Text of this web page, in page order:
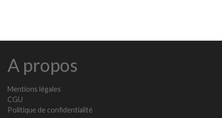
A propos
Mentions légales
CGU
Politique de confidentialité